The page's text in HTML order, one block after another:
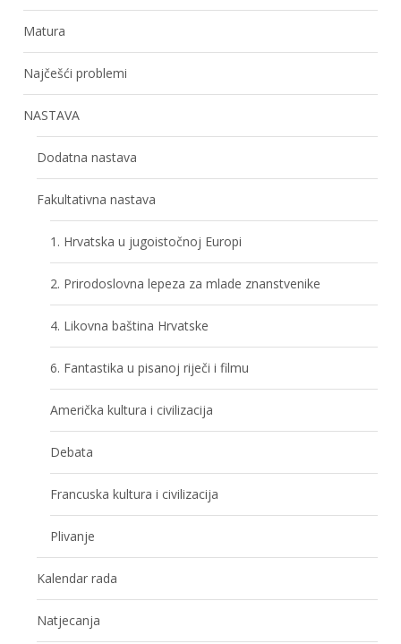
Matura
Najčešći problemi
NASTAVA
Dodatna nastava
Fakultativna nastava
1. Hrvatska u jugoistočnoj Europi
2. Prirodoslovna lepeza za mlade znanstvenike
4. Likovna baština Hrvatske
6. Fantastika u pisanoj riječi i filmu
Američka kultura i civilizacija
Debata
Francuska kultura i civilizacija
Plivanje
Kalendar rada
Natjecanja